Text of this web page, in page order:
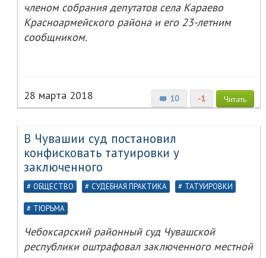
членом собрания депутатов села Караево
Красноармейского района и его 23-летним
сообщником.
10 -1 Читать
28 марта 2018
В Чувашии суд постановил
конфисковать татуировки у
заключенного
ОБЩЕСТВО СУДЕБНАЯ ПРАКТИКА ТАТУИРОВКИ
ТЮРЬМА
Чебоксарский районный суд Чувашской
республики оштрафовал заключенного местной